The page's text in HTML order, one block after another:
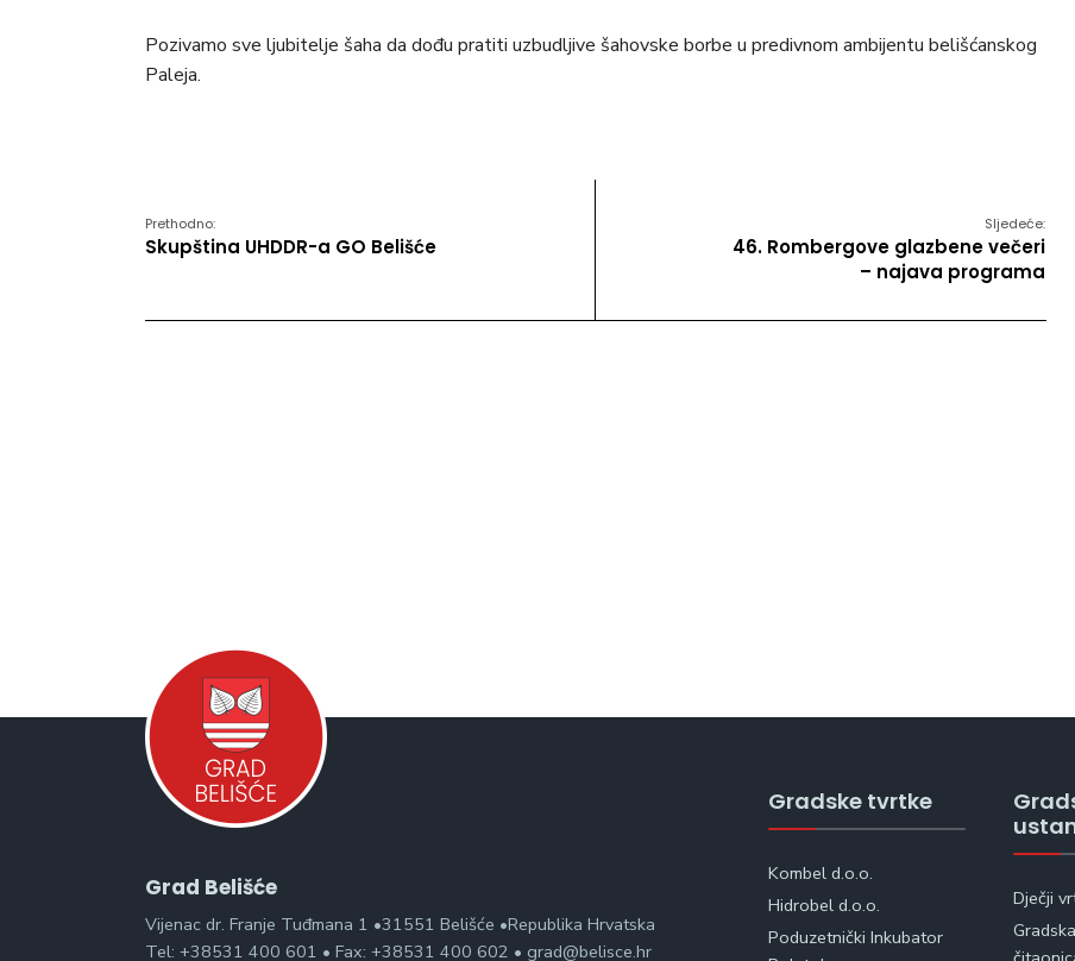
Pozivamo sve ljubitelje šaha da dođu pratiti uzbudljive šahovske borbe u predivnom ambijentu belišćanskog
Paleja.
Prethodno:
Skupština UHDDR-a GO Belišće
Sljedeće:
46. Rombergove glazbene večeri
– najava programa
Grad Belišće
Vijenac dr. Franje Tuđmana 1 •31551 Belišće •Republika Hrvatska
Tel: +38531 400 601 • Fax: +38531 400 602 • grad@belisce.hr
Gradske tvrtke
Kombel d.o.o.
Hidrobel d.o.o.
Poduzetnički Inkubator
Dječji